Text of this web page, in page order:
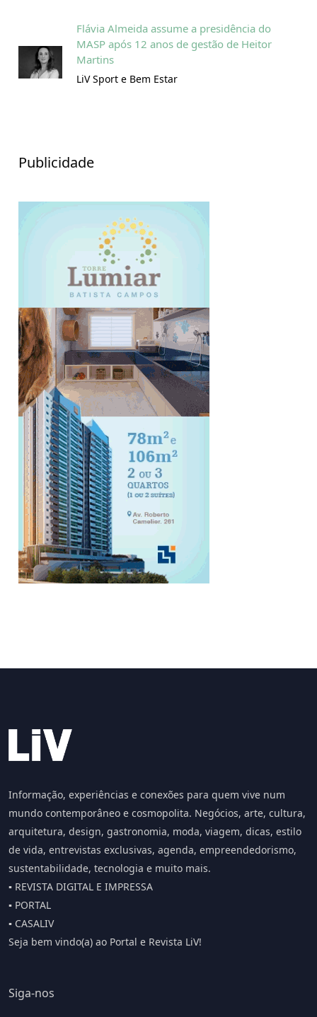
Flávia Almeida assume a presidência do
MASP após 12 anos de gestão de Heitor
Martins
LiV Sport e Bem Estar
Publicidade
Informação, experiências e conexões para quem vive num
mundo contemporâneo e cosmopolita. Negócios, arte, cultura,
arquitetura, design, gastronomia, moda, viagem, dicas, estilo
de vida, entrevistas exclusivas, agenda, empreendedorismo,
sustentabilidade, tecnologia e muito mais.
▪️ REVISTA DIGITAL E IMPRESSA
▪️ PORTAL
▪️ CASALIV
Seja bem vindo(a) ao Portal e Revista LiV!
Siga-nos